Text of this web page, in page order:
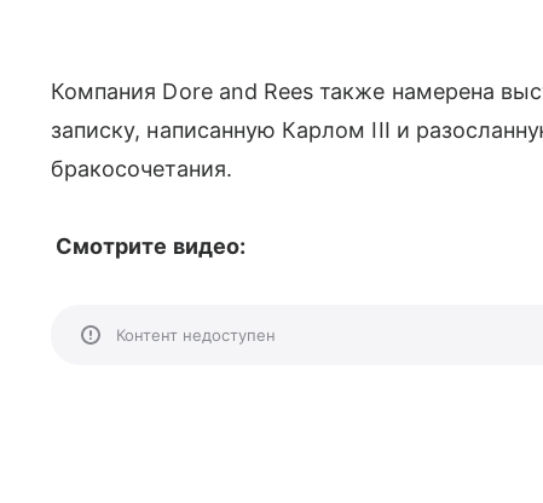
Компания Dore and Rees также намерена
записку, написанную Карлом III и
бракосочетания.
Смотрите видео:
Контент недоступен